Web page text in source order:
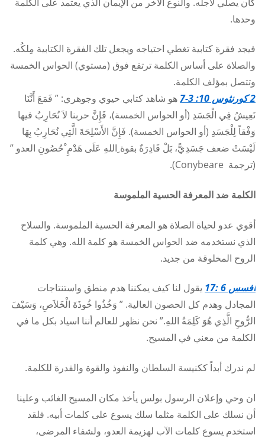
وحدها.
فيجد فقرة كتابية تغطي احتياجه ويجعل تلك الفقرة الكتابية مِلكُه.
والصلاة على أساس الكلمة ترتفع فوق (مستوي) الحواس الخمسة
وتتصل بمؤلف الكلمة.
2 كورنثوس 10: 3-7
هو شاهد كتابي حيوي وجوهري: ” فَمَعَ أَنَّنَا
نَعِيشُ فِي الْجَسَدِ (أو الحواس الخمسة)، فَإِنَّ حربنا لاَ نُحَارِبُ فيها
وَفْقاً لِلْجَسَدِ (أو الحواس الخمسة). فَإِنَّ الأَسْلِحَةَ الَّتِي نُحَارِبُ بِهَا
لَيْسَتْ ضعف جَسَدِيًّ، بَلْ قَادِرَةٌ بقوة ِاللهِ عَلَى هَدْمِ ْحُصُونِ العدو ”
(ترجمة Conybeare
).
الكلمة ضد المعرفة الحسية الملموسة
أقوي عدو لحياة الصلاة هو المعرفة الحسية الملموسة. والسلاح
الذي نستخدمه ضد الحواس الخمسة هو كلمة الله. وهي كلمة
الروح المخلوقة من جديد.
أفسس 6 :17
يقول لنا كيف يمكننا هدم منطق واستنتاجات
المجادل وهدم كل الحصون العالية. ” وَخُذُوا خُوذَةَ الْخَلاَصِ، وَسَيْفَ
الرُّوحِ الَّذِي هُوَ كَلِمَةُ اللهِ.” نحن نظهر للعالم أننا اسياد بكل ما في
الكلمة من معني في المسيح.
لم ندرك أبداً ككنيسة السلطان والنفوذ والقوة والقدرة للكلمة.
ان وحي وإعلان الرسول بولس يأخذ مكان المسيح الغائب وعلينا
أن نسلك على الكلمة مثلما سلك يسوع على كلمات أبيه. فلقد
استخدم يسوع كلمات الآب لهزيمة العدو، ولشفاء المرضى،